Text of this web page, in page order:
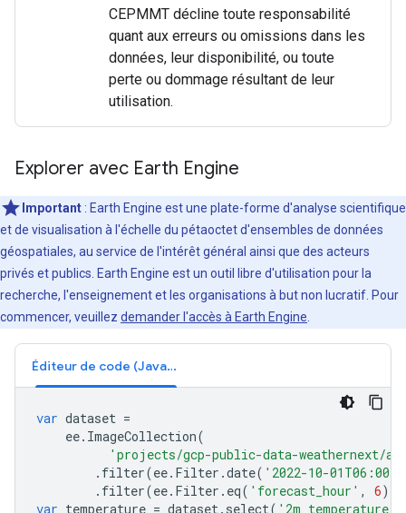
CEPMMT décline toute responsabilité
quant aux erreurs ou omissions dans les
données, leur disponibilité, ou toute
perte ou dommage résultant de leur
utilisation.
Explorer avec Earth Engine
Important : Earth Engine est une plate-forme d'analyse scientifique
et de visualisation à l'échelle du pétaoctet d'ensembles de données
géospatiales, au service de l'intérêt général ainsi que des acteurs
privés et publics. Earth Engine est un outil libre d'utilisation pour la
recherche, l'enseignement et les organisations à but non lucratif. Pour
commencer, veuillez demander l'accès à Earth Engine
Éditeur de code (JavaScript)
var dataset =
ee. ImageCollection(
'projects/gcp-public-data-weathernext/
. filter(ee. Filter .date( '2022-10-
. filter(ee. Filter . eq( 'forecast_hour' , 6));
var temperature = dataset. select( '2m_temperature'